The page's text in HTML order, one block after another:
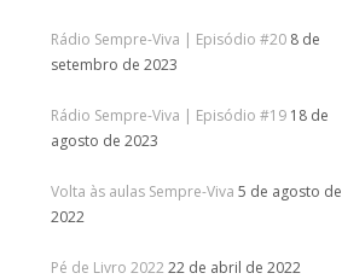
Rádio Sempre-Viva | Episódio #20 8 de
setembro de 2023
Rádio Sempre-Viva | Episódio #19 18 de
agosto de 2023
Volta às aulas Sempre-Viva 5 de agosto de
2022
Pé de Livro 2022 22 de abril de 2022